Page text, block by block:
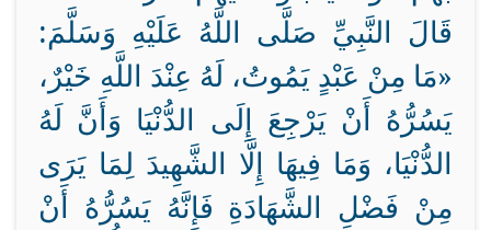
قَالَ النَّبِيِّ صَلَّى اللَّهُ عَلَيْهِ وَسَلَّمَ:
«مَا مِنْ عَبْدٍ يَمُوتُ، لَهُ عِنْدَ اللَّهِ خَيْرٌ،
يَسُرُّهُ أَنْ يَرْجِعَ إِلَى الدُّنْيَا وَأَنَّ لَهُ
الدُّنْيَا، وَمَا فِيهَا إِلَّا الشَّهِيدَ لِمَا يَرَى
مِنْ فَضْلِ الشَّهَادَةِ فَإِنَّهُ يَسُرُّهُ أَنْ